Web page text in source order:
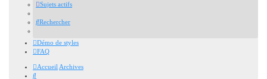
Sujets actifs
Rechercher
Démo de styles
FAQ
Accueil Archives
Rechercher